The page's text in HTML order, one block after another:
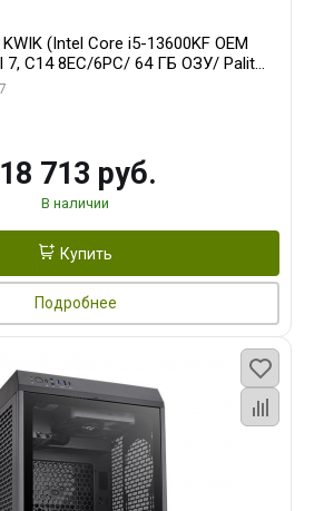
(Intel Core i5-13600KF OEM
7, C14 8EC/6PC/ 64 ГБ ОЗУ/ Palit
OC 16GB GDDR7 256bit 3xDP
713 руб.
В наличии
Купить
Подробнее